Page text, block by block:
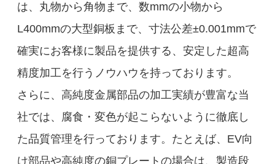
は、丸物から角物まで、数mmの小物から
L400mmの大型銅板まで、寸法公差±0.001mmで
確実にお客様に製品を提供する、安定した超高
精度加工を行うノウハウを持っております。
さらに、高純度金属部品の加工実績が豊富な当
社では、腐食・変色が起こらないように徹底し
た品質管理を行っております。たとえば、EV向
け部品や高純度の銅プレートの場合は、製造段